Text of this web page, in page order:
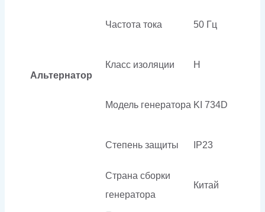
Альтернатор
Частота тока 50 Гц
Класс изоляции H
Модель генератора KI 734D
Степень защиты IP23
Страна сборки
генератора
Китай